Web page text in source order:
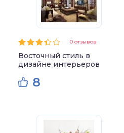
0 отзывов
Восточный стиль в
дизайне интерьеров
8